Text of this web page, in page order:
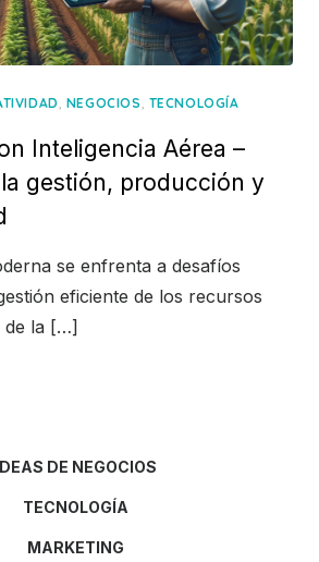
, NEGOCIOS, TECNOLOGÍA
Inteligencia Aérea –
gestión, producción y
se enfrenta a desafíos
eficiente de los recursos
de la […]
DE NEGOCIOS
TECNOLOGÍA
MARKETING